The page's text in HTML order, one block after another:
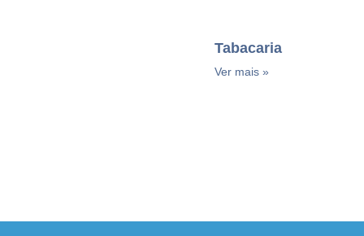
Tabacaria
Ver mais »